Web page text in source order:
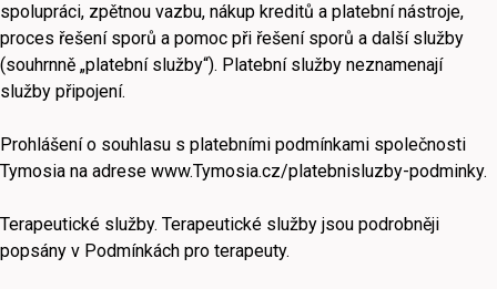
spolupráci, zpětnou vazbu, nákup kreditů a platební nástroje,
proces řešení sporů a pomoc při řešení sporů a další služby
(souhrnně „platební služby“). Platební služby neznamenají
služby připojení.
Prohlášení o souhlasu s platebními podmínkami společnosti
Tymosia na adrese www.Tymosia.cz/platebnisluzby-podminky.
Terapeutické služby. Terapeutické služby jsou podrobněji
popsány v Podmínkách pro terapeuty.